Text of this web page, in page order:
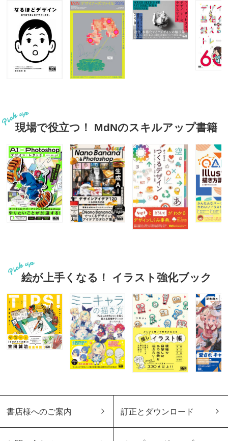
現場で役立つ！ MdNのスキルアップ書籍
絵が上手くなる！ イラスト強化ブック
書店様へのご案内 訂正とダウンロード